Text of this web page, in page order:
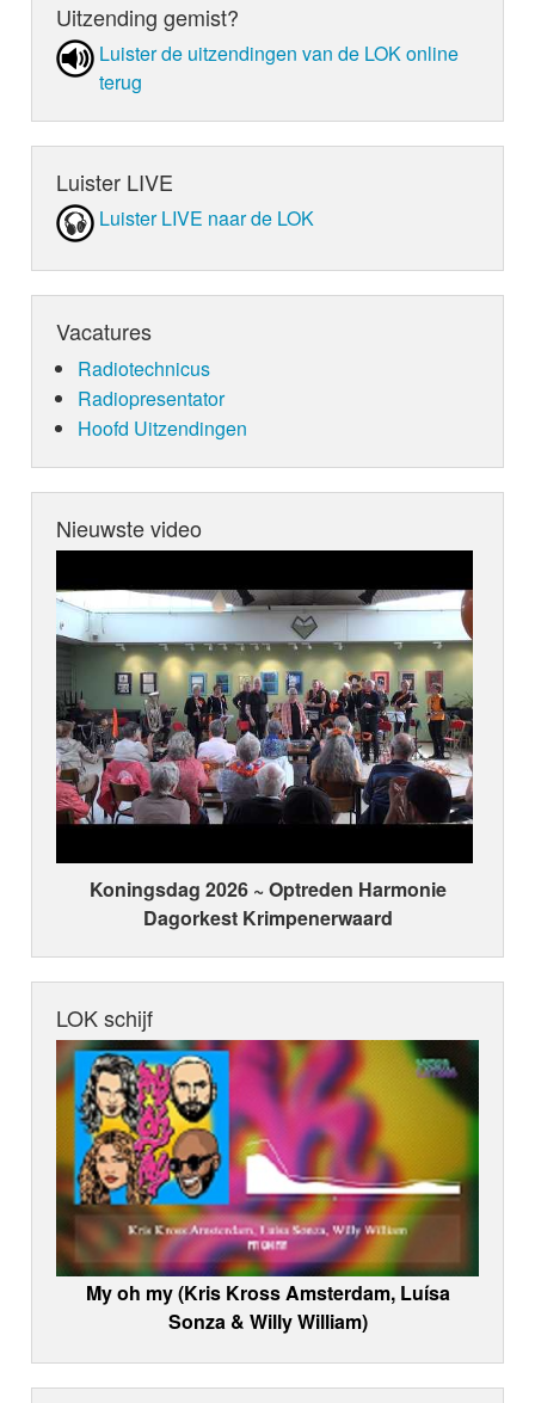
Uitzending gemist?
Luister de uit­zen­din­gen van de LOK online
terug
Luister LIVE
Luister LIVE naar de LOK
Vacatures
Radiotechnicus
Radiopresentator
Hoofd Uitzendingen
Nieuwste video
Koningsdag 2026 ~ Optreden Harmonie
Dagorkest Krimpenerwaard
LOK schijf
My oh my (Kris Kross Amsterdam, Luísa
Sonza & Willy William)